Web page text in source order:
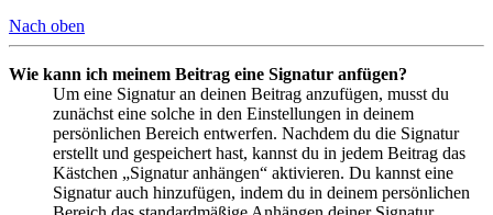
Nach oben
Wie kann ich meinem Beitrag eine Signatur anfügen?
Um eine Signatur an deinen Beitrag anzufügen, musst du
zunächst eine solche in den Einstellungen in deinem
persönlichen Bereich entwerfen. Nachdem du die Signatur
erstellt und gespeichert hast, kannst du in jedem Beitrag das
Kästchen „Signatur anhängen“ aktivieren. Du kannst eine
Signatur auch hinzufügen, indem du in deinem persönlichen